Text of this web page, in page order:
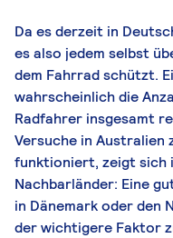
Da es derzeit in
es also jedem selbst
dem Fahrrad schützt.
wahrscheinlich die
Radfahrer insgesamt
Versuche in Australien
funktioniert, zeigt sich
Nachbarländer: Eine
in Dänemarkoder den
der wichtigere Faktor